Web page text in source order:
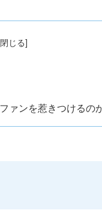
ァンを惹きつけるの